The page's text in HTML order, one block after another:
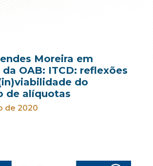
Moreira em
OAB: ITCD: reflexões
do
de alíquotas
de 2020